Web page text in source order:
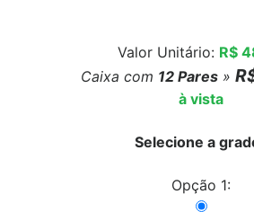
Valor Unitário: R$
Caixa com 12Pares»
à vista
Selecione a
Opção 1: